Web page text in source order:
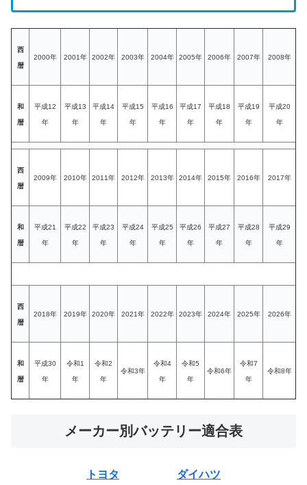
西
暦
2000年 2001年 2002年 2003年 2004年 2005年 2006年 2007年 2008年
和
暦
平成12
年
平成13
年
平成14
年
平成15
年
平成16
年
平成17
年
平成18
年
平成19
年
平成20
年
西
暦
2009年 2010年 2011年 2012年 2013年 2014年 2015年 2016年 2017年
和
暦
平成21
年
平成22
年
平成23
年
平成24
年
平成25
年
平成26
年
平成27
年
平成28
年
平成29
年
西
暦
2018年 2019年 2020年 2021年 2022年 2023年 2024年 2025年 2026年
和
暦
平成30
年
令和1
年
令和2
年
令和3年
令和4
年
令和5
年
令和6年
令和7
年
令和8年
メーカー別バッテリー適合表
トヨタ ダイハツ